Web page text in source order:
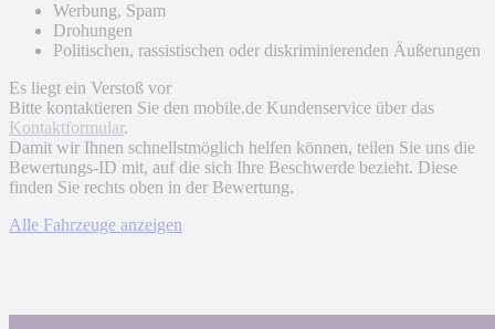
Werbung, Spam
Drohungen
Politischen, rassistischen oder diskriminierenden Äußerungen
Es liegt ein Verstoß vor
Bitte kontaktieren Sie den mobile.de Kundenservice über das
Kontaktformular.
Damit wir Ihnen schnellstmöglich helfen können, teilen Sie uns die
Bewertungs-ID mit, auf die sich Ihre Beschwerde bezieht. Diese
finden Sie rechts oben in der Bewertung.
Alle Fahrzeuge anzeigen